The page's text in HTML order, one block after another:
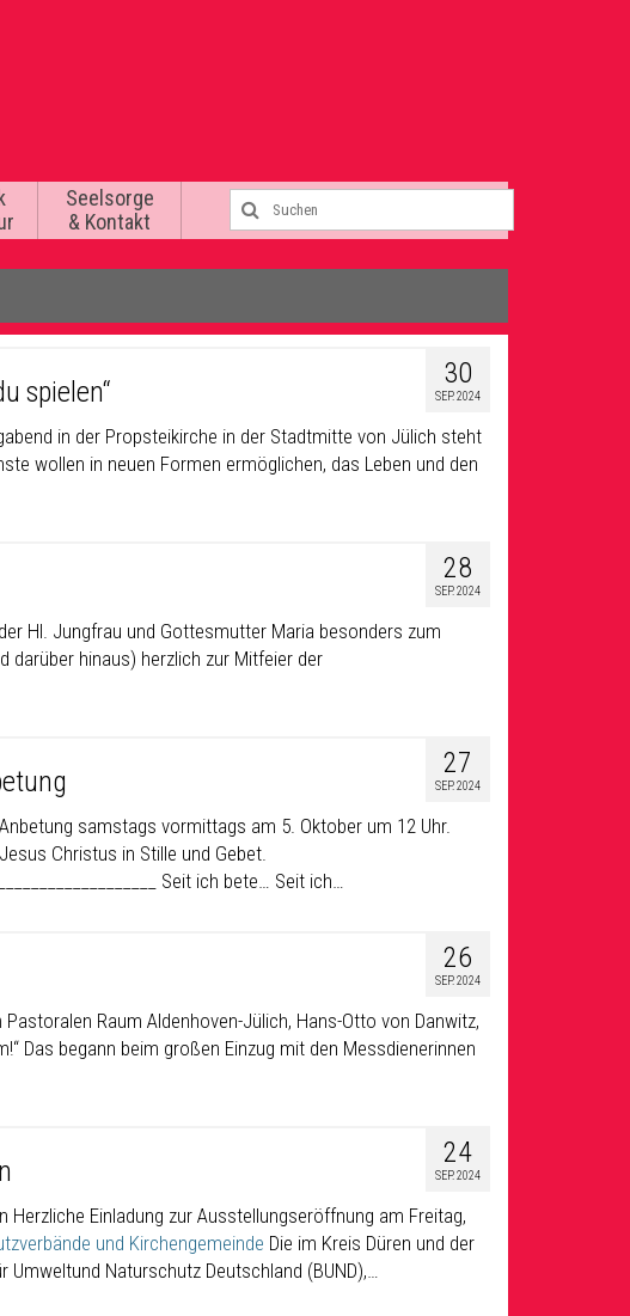
Seelsorge
& Kontakt
30
SEP. 2024
spielen“
in der Propsteikirche in der Stadtmitte von Jülich steht
wollen in neuen Formen ermöglichen, das Leben und den
28
SEP. 2024
Hl. Jungfrau und Gottesmutter Maria besonders zum
darüber hinaus) herzlich zur Mitfeier der
27
SEP. 2024
samstags vormittags am 5. Oktober um 12 Uhr.
Christus in Stille und Gebet.
Seit ich bete… Seit ich…
26
SEP. 2024
Raum Aldenhoven-Jülich, Hans-Otto von Danwitz,
Das begann beim großen Einzug mit den Messdienerinnen
24
SEP. 2024
Einladung zur Ausstellungseröffnung am Freitag,
und Kirchengemeinde Die im Kreis Düren und der
Naturschutz Deutschland (BUND),…